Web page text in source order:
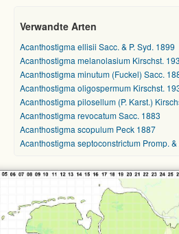
Verwandte Arten
Acanthostigma ellisii Sacc. & P. Syd. 1899
Acanthostigma melanolasium Kirschst.
Acanthostigma minutum (Fuckel) Sacc.
Acanthostigma oligospermum Kirschst.
Acanthostigma pilosellum (P. Karst.)
Acanthostigma revocatum Sacc. 1883
Acanthostigma scopulum Peck 1887
Acanthostigma septoconstrictum Promp.